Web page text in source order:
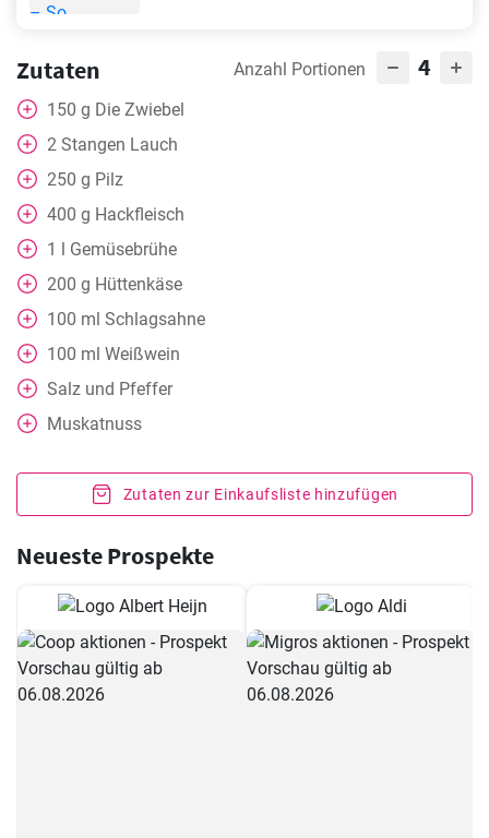
Zutaten Anzahl Portionen 4
150 g Die Zwiebel
2 Stangen Lauch
250 g Pilz
400 g Hackfleisch
1 l Gemüsebrühe
200 g Hüttenkäse
100 ml Schlagsahne
100 ml Weißwein
Salz und Pfeffer
Muskatnuss
Zutaten zur Einkaufsliste hinzufügen
Neueste Prospekte